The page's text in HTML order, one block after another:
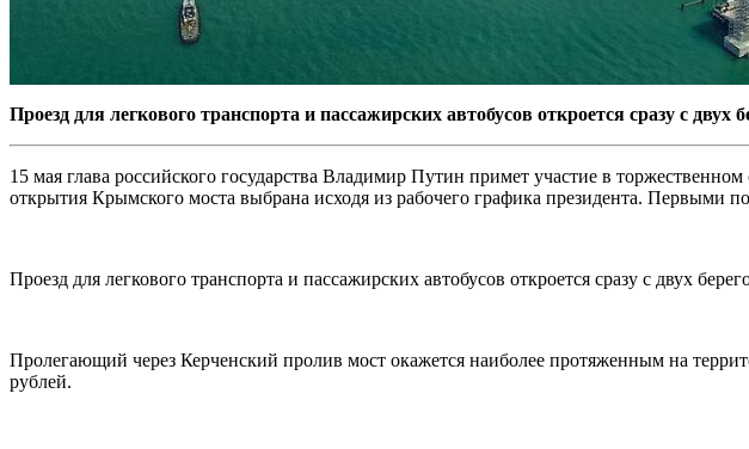
Проезд для легкового транспорта и пассажирских автобусов откроется сразу с двух
15 мая глава российского государства Владимир Путин примет участие в
открытия Крымского моста выбрана исходя из рабочего графика президента.
Проезд для легкового транспорта и пассажирских автобусов откроется сразу с двух
Пролегающий через Керченский пролив мост окажется наиболее протяженным на
рублей.